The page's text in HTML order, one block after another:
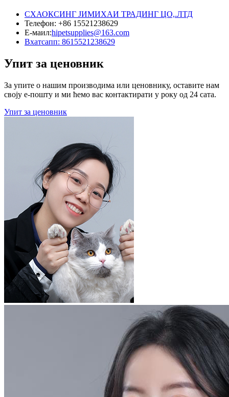
СХАОКСИНГ ЈИМИХАИ ТРАДИНГ ЦО,.ЛТД
Телефон: +86 15521238629
Е-маил:hipetsupplies@163.com
Вхатсапп: 8615521238629
Упит за ценовник
За упите о нашим производима или ценовнику, оставите нам
своју е-пошту и ми ћемо вас контактирати у року од 24 сата.
Упит за ценовник